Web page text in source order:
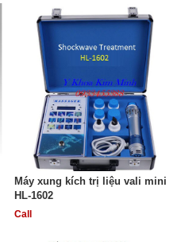
Máy xung kích trị liệu vali mini
HL-1602
Call